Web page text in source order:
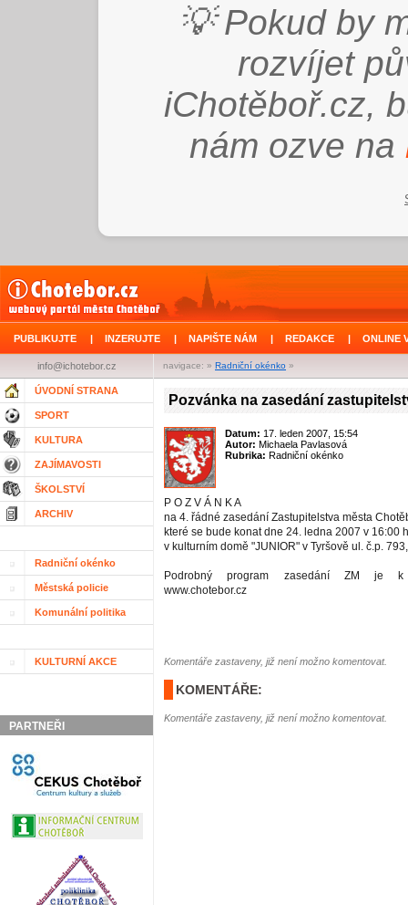
💡 Pokud by
rozvíjet
iChotěboř.cz,
nám ozve na
PUBLIKUJTE | INZERUJTE | NAPIŠTE NÁM | REDAKCE | ONLINE
navigace: » Radniční okénko »
info@ichotebor.cz
ÚVODNÍ STRANA
SPORT
KULTURA
ZAJÍMAVOSTI
ŠKOLSTVÍ
ARCHIV
Radniční okénko
Městská policie
Komunální politika
KULTURNÍ AKCE
PARTNEŘI
Pozvánka na zasedání
Datum: 17. leden 2007, 15:54
Autor: Michaela Pavlasová
Rubrika: Radniční okénko
P O Z V Á N K A
na 4. řádné zasedání Zastupitelstva města
které se bude konat dne 24. ledna 2007 v 16:00
v kulturním domě "JUNIOR" v Tyršově ul. č.p.
Podrobný program zasedání ZM je
www.chotebor.cz
Komentáře zastaveny, již není možno komentovat.
KOMENTÁŘE:
Komentáře zastaveny, již není možno komentovat.